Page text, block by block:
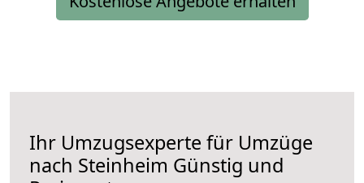
Ihr Umzugsexperte für Umzüge
nach Steinheim Günstig und